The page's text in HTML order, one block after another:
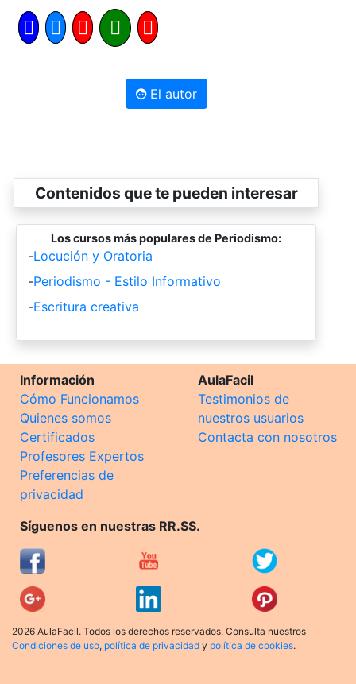
El autor
Contenidos que te pueden interesar
Los cursos más populares de Periodismo:
-Locución y Oratoria
-Periodismo - Estilo Informativo
-Escritura creativa
Información
Cómo Funcionamos
Quienes somos
Certificados
Profesores Expertos
Preferencias de
privacidad
AulaFacil
Testimonios de
nuestros usuarios
Contacta con nosotros
Síguenos en nuestras RR.SS.
2026 AulaFacil. Todos los derechos reservados. Consulta nuestros
Condiciones de uso, política de privacidad y política de cookies.